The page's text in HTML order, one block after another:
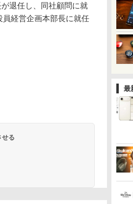
最
退任し、同社顧問に就
経営企画本部長に就任
せる